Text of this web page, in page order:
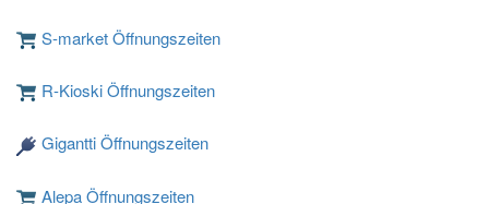
S-market Öffnungszeiten
R-Kioski Öffnungszeiten
Gigantti Öffnungszeiten
Alepa Öffnungszeiten